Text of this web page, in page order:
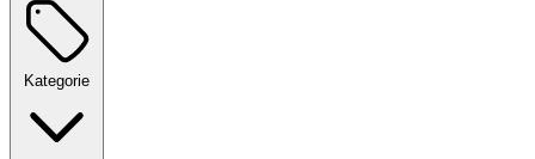
Kategorie